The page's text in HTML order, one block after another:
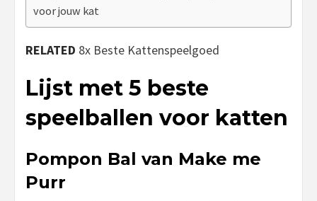
voor jouw kat
RELATED 8x Beste Kattenspeelgoed
Lijst met 5 beste
speelballen voor katten
Pompon Bal van Make me
Purr